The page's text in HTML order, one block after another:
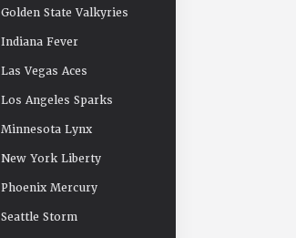
Golden State Valkyries
Indiana Fever
Las Vegas Aces
Los Angeles Sparks
Minnesota Lynx
New York Liberty
Phoenix Mercury
Seattle Storm